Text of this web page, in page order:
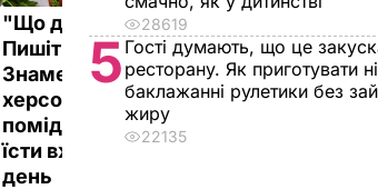
"Що дивитеся?
Пишіть рецепт!"
Знамениті
херсонські
помідори, які можна
їсти вже на другий
день
і спричиняє
біль. Син
розповів про
28619
5 Гості думають, що це
ресторану. Як приготувати
баклажанні рулетики без
жиру
22135